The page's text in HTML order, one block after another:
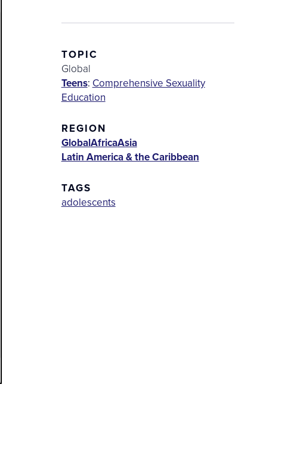
TOPIC
Global
Teens: Comprehensive Sexuality
Education
REGION
GlobalAfricaAsia
Latin America & the Caribbean
TAGS
adolescents